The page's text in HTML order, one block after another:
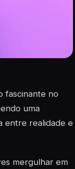
fascinante no
uma
entre realidade e
mergulhar em